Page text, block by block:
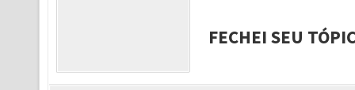
FECHEI SEU